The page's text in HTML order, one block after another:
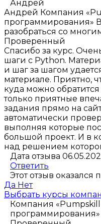
Андрей
Андрей Компания
программирования»
разобраться со
Проверенный
Спасибо за курс.
шаги с Python.
и шаг за шагом
материале. Приятно,
куда можно обратится
только приятные
задания прямо на
автоматически
выполняя которые
большой проект. И в
над решением
Дата отзыва
Ответить
Этот отзыв оказался
Да Нет
Выбрать курсы
Компания
программирования»